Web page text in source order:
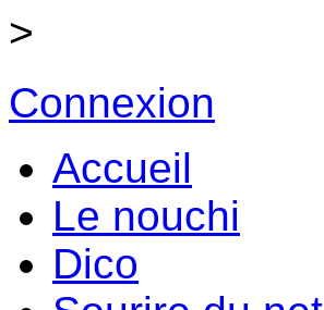
>
Connexion
Accueil
Le nouchi
Dico